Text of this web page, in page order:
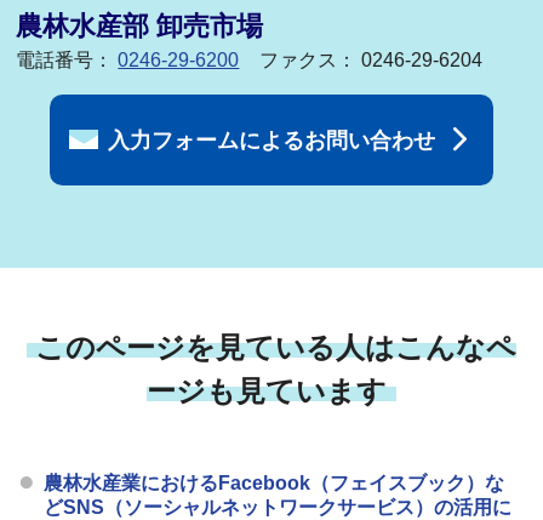
農林水産部 卸売市場
電話番号：0246-29-6200 ファクス： 0246-29-6204
入力フォームによるお問い合わせ
このページを見ている人はこんなペ
ージも見ています
農林水産業におけるFacebook（フェイスブック）な
どSNS（ソーシャルネットワークサービス）の活用に